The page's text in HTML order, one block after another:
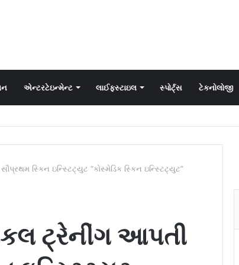
એન્ટરટેઇન્મેન્ટ લાઈફસ્ટાઇલ સ્પોર્ટ્સ ટેકનોલોજી
સ્કિન ઇન્સ્ટિટ્યુટ “કોસ્મેડિક સ્કિન ઇન્સ્ટિટ્યુટ”
ટ્રેનીંગ આપતી